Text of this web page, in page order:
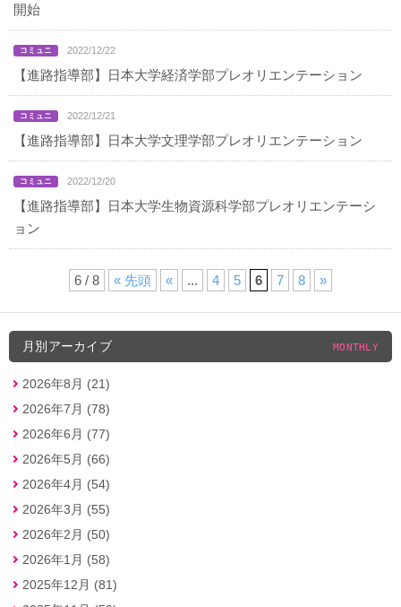
開始
2022/12/22
【進路指導部】日本大学経済学部プレオリエンテーション
2022/12/21
【進路指導部】日本大学文理学部プレオリエンテーション
2022/12/20
【進路指導部】日本大学生物資源科学部プレオリエンテーシ
ョン
6 / 8 « 先頭 « ... 4 5 6 7 8 »
月別アーカイブ MONTHLY
2026年8月 (21)
2026年7月 (78)
2026年6月 (77)
2026年5月 (66)
2026年4月 (54)
2026年3月 (55)
2026年2月 (50)
2026年1月 (58)
2025年12月 (81)